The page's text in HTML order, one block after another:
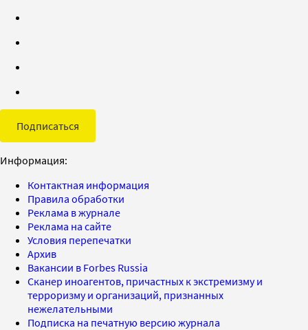
Подписаться
Информация:
Контактная информация
Правила обработки
Реклама в журнале
Реклама на сайте
Условия перепечатки
Архив
Вакансии в Forbes Russia
Сканер иноагентов, причастных к экстремизму и
терроризму и организаций, признанных
нежелательными
Подписка на печатную версию журнала